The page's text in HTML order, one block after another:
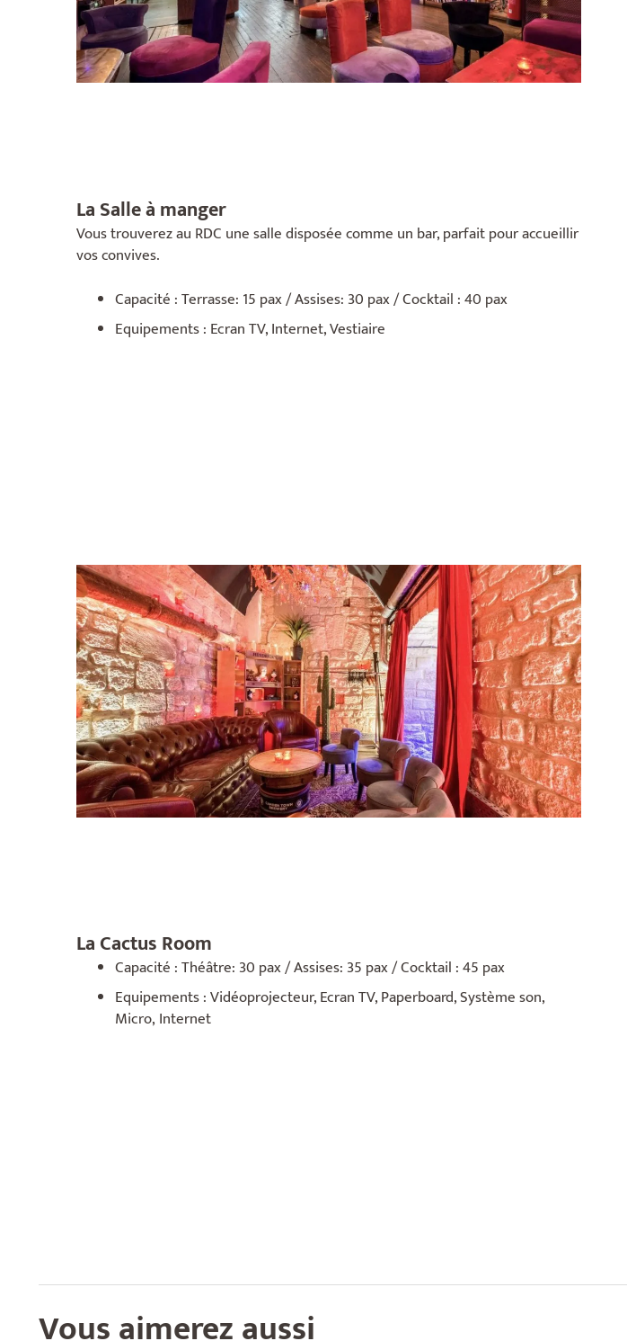
La Salle à manger
Vous trouverez au RDC une salle disposée comme un bar, parfait pour accueillir
vos convives.
Capacité : Terrasse: 15 pax / Assises: 30 pax / Cocktail : 40 pax
Equipements : Ecran TV, Internet, Vestiaire
La Cactus Room
Capacité : Théâtre: 30 pax / Assises: 35 pax / Cocktail : 45 pax
Equipements : Vidéoprojecteur, Ecran TV, Paperboard, Système son,
Micro, Internet
Vous aimerez aussi